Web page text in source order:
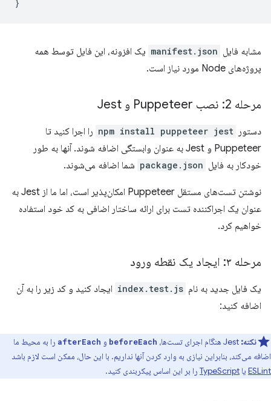
}
مشابه فایل manifest.json یک افزونه، این فایل توسط همه
پروژه‌های Node مورد نیاز است.
مرحله 2: نصب Puppeteer و Jest
دستور npm install puppeteer jest را اجرا کنید تا
Puppeteer و Jest به عنوان وابستگی اضافه شوند. آنها به طور
خودکار به فایل package.json شما اضافه می‌شوند.
نوشتن تست‌های مستقل Puppeteer امکان‌پذیر است، اما ما از Jest به
عنوان یک اجراکننده تست برای ارائه ساختار اضافی به کد خود استفاده
خواهیم کرد.
مرحله ۳: ایجاد یک نقطه ورود
یک فایل جدید به نام index.test.js ایجاد کنید و کد زیر را به آن
اضافه کنید:
نکته: beforeEach و afterEach را به محیط ما
اضافه می‌کند، بنابراین نیازی به وارد کردن آنها نداریم. با این حال، ممکن است لازم باشد
ESLint یا TypeScript را بر این اساس پیکربندی کنید.